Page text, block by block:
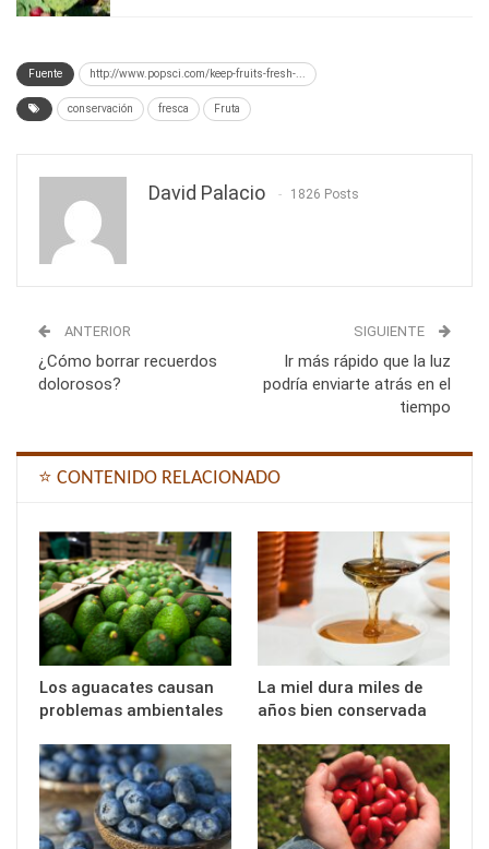
Fuente http://www.popsci.com/keep-fruits-fresh-...
conservación fresca Fruta
David Palacio 1826 Posts
ANTERIOR
¿Cómo borrar recuerdos
dolorosos?
SIGUIENTE
Ir más rápido que la luz
podría enviarte atrás en el
tiempo
⭐ CONTENIDO RELACIONADO
Los aguacates causan
problemas ambientales
La miel dura miles de
años bien conservada